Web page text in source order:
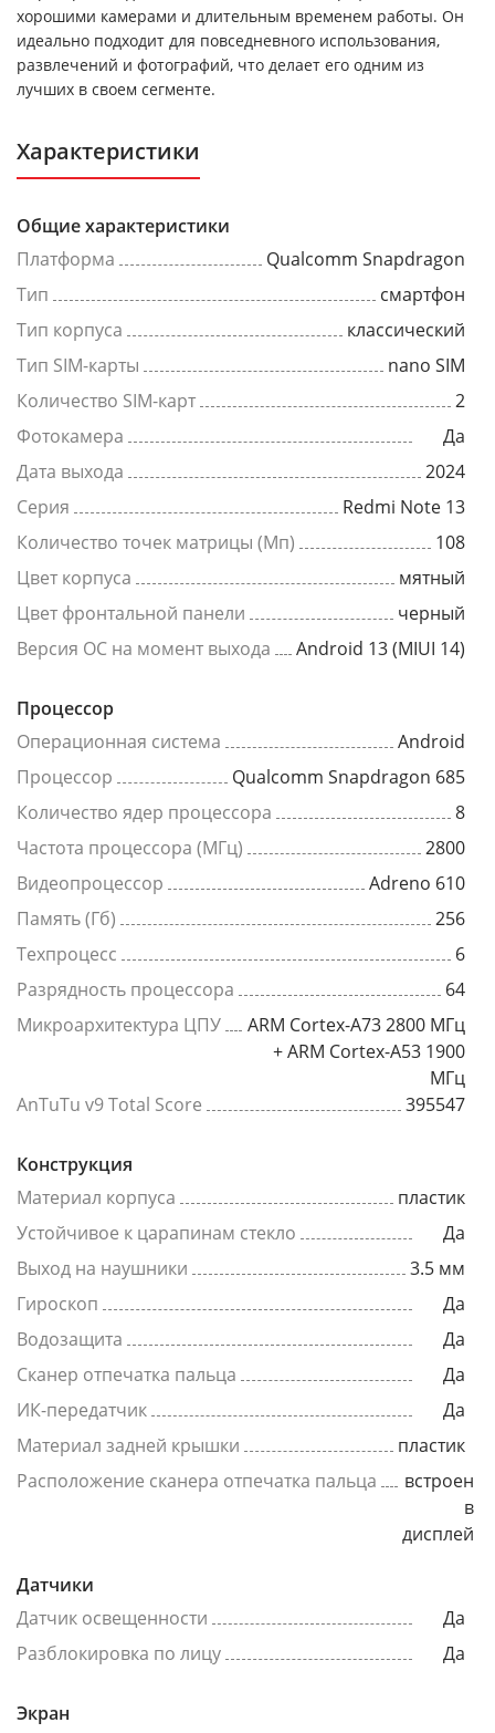
хорошими камерами и длительным временем работы. Он
идеально подходит для повседневного использования,
развлечений и фотографий, что делает его одним из
лучших в своем сегменте.
Характеристики
Общие характеристики
Платформа
Qualcomm Snapdragon
Тип
смартфон
Тип корпуса
классический
Тип SIM-карты
nano SIM
Количество SIM-карт
2
Фотокамера
Да
Дата выхода
2024
Серия
Redmi Note 13
Количество точек матрицы (Мп)
108
Цвет корпуса
мятный
Цвет фронтальной панели
черный
Версия ОС на момент выхода
Android 13 (MIUI 14)
Процессор
Операционная система
Android
Процессор
Qualcomm Snapdragon 685
Количество ядер процессора
8
Частота процессора (МГц)
2800
Видеопроцессор
Adreno 610
Память (Гб)
256
Техпроцесс
6
Разрядность процессора
64
Микроархитектура ЦПУ
ARM Cortex-A73 2800 МГц
+ ARM Cortex-A53 1900
МГц
AnTuTu v9 Total Score
395547
Конструкция
Материал корпуса
пластик
Устойчивое к царапинам стекло
Да
Выход на наушники
3.5 мм
Гироскоп
Да
Водозащита
Да
Сканер отпечатка пальца
Да
ИК-передатчик
Да
Материал задней крышки
пластик
Расположение сканера отпечатка пальца
встроен
в
дисплей
Датчики
Датчик освещенности
Да
Разблокировка по лицу
Да
Экран